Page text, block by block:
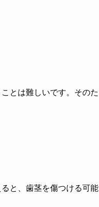
とは難しいです。そのた
と、歯茎を傷つける可能